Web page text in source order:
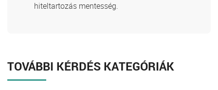
hiteltartozás mentesség.
TOVÁBBI KÉRDÉS KATEGÓRIÁK